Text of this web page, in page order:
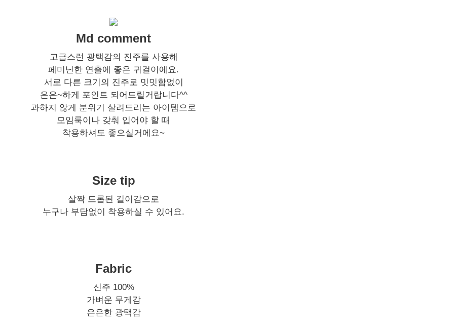
Md comment
고급스런 광택감의 진주를 사용해
페미닌한 연출에 좋은 귀걸이에요.
서로 다른 크기의 진주로 밋밋함없이
은은~하게 포인트 되어드릴거랍니다^^
과하지 않게 분위기 살려드리는 아이템으로
모임룩이나 갖춰 입어야 할 때
착용하셔도 좋으실거에요~
Size tip
살짝 드롭된 길이감으로
누구나 부담없이 착용하실 수 있어요.
Fabric
신주 100%
가벼운 무게감
은은한 광택감